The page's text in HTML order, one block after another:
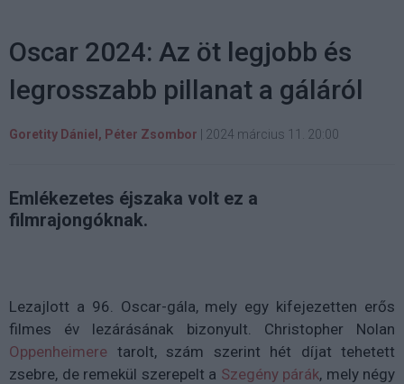
Oscar 2024: Az öt legjobb és
legrosszabb pillanat a gáláról
Goretity Dániel, Péter Zsombor 2024 március 11. 20:00
Emlékezetes éjszaka volt ez a
filmrajongóknak.
Lezajlott a 96. Oscar-gála, mely egy kifejezetten erős
filmes év lezárásának bizonyult. Christopher Nolan
Oppenheimere tarolt, szám szerint hét díjat tehetett
zsebre, de remekül szerepelt a Szegény párák, mely négy